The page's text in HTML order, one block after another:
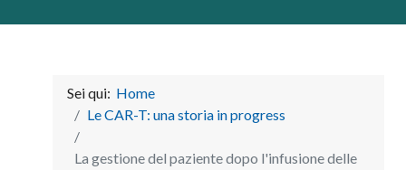
Sei qui: Home
Le CAR-T: una storia in progress
La gestione del paziente dopo l'infusione delle